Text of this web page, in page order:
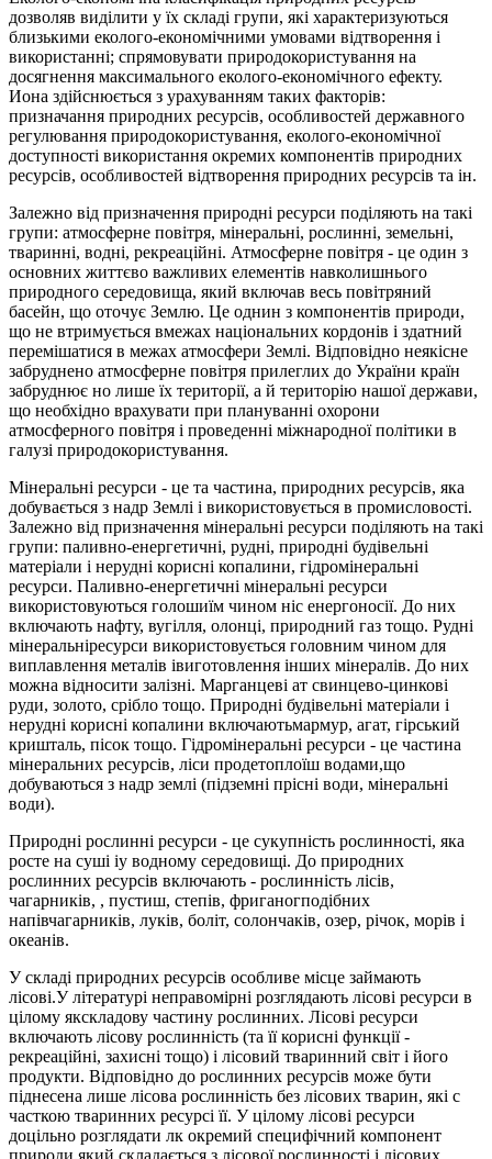
дозволяв ви­ділити у їх складі групи, які характеризуються
близькими еколого-економічними умовами відтворення і
використанні; спрямовувати приро­докористування на
досягнення максимального еколого-економічного ефекту.
Иона здійснюється з урахуванням таких факторів:
призначання природних ресурсів, особливостей державного
регулювання природокористування, еколого-економічної
доступності використання окремих компо­нентів природних
ресурсів, особливостей відтворення природних ресур­сів та ін.
Залежно від призначення природні ресурси поділяють на такі
гру­пи: атмосферне повітря, мінеральні, рослинні, земельні,
тваринні, водні, рекреаційні. Атмосферне повітря - це один з
основних життєво важливих елементів навколишнього
природного середовища, який включав весь повітряний
басейн, що оточує Землю. Це однин з компонентів приро­ди,
що не втримується вмежах національних кордонів і здатний
перемі­шатися в межах атмосфери Землі. Відповідно неякісне
забруднено атмо­сферне повітря прилеглих до України країн
забруднює но лише їх тери­торії, а й територію нашої держави,
що необхідно врахувати при плану­ванні охорони
атмосферного повітря і проведенні міжнародної політики в
галузі природокористування.
Мінеральні ресурси - це та частина, природних ресурсів, яка
до­бувається з надр Землі і використовується в промисловості.
Залежно від призначення мінеральні ресурси поділяють на такі
групи: паливно-енергетичні, рудні, природні будівельні
матеріали і нерудні корисні копалини, гідромінеральні
ресурси. Паливно-енергетичні мінеральні ресурси
використовуються голошиїм чином ніс енергоносії. До них
включають нафту, вугілля, олонці, природний газ тощо. Рудні
мінеральніресурси використовується головним чином для
виплавлення металів івиготовлення інших мінералів. До них
можна відносити залізні. Марганцеві ат свинцево-цинкові
руди, золото, срібло тощо. Природні будівельні матеріали і
нерудні корисні копалини включаютьмармур, агат, гірський
кришталь, пісок тощо. Гідромінеральні ресурси - це частина
мінеральних ресурсів, ліси продетоплоїш водами,що
добуваються з надр землі (підземні прісні води, мінеральні
води).
Природні рослинні ресурси - це сукупність рослинності, яка
росте на суші іу водному середовищі. До природних
рослинних ресурсів включають - рослинність лісів,
чагарників, , пустиш, степів, фриганогподібних
напівчагарників, луків, боліт, солончаків, озер, річок, морів і
океанів.
У складі природних ресурсів особливе місце займають
лісові.У літературі неправомірні розглядають лісові ресурси в
цілому якскладову частину рослинних. Лісові ресурси
включають лісову рослинність (та її корисні функції -
рекреаційні, захисні тощо) і лісовий тваринний світ і його
продукти. Відповідно до рослинних ресурсів може бути
піднесена лише лісова рослинність без лісових тварин, які с
часткою тваринних ресурсі її. У цілому лісові ресурси
доцільно розглядати лк окремий специфічний компонент
природи,який складається з лісової рослинності і лісових